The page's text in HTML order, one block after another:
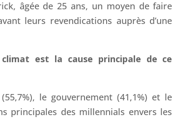
âgée de 25 ans, un moyen de faire
leurs revendications auprès d’une
est la cause principale de ce
le gouvernement (41,1%) et le
principales des millennials envers les